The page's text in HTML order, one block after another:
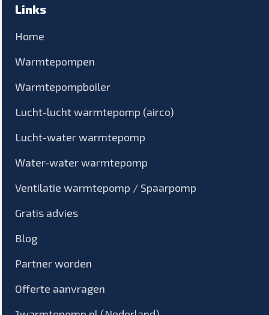
Links
Home
Warmtepompen
Warmtepompboiler
Lucht-lucht warmtepomp (airco)
Lucht-water warmtepomp
Water-water warmtepomp
Ventilatie warmtepomp / Spaarpomp
Gratis advies
Blog
Partner worden
Offerte aanvragen